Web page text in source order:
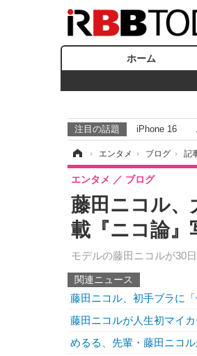
ホーム
注目の話題 iPhone 16
› エンタメ › ブログ › 記
藤田ニコル
載『ニコ論』
モデルの藤田ニコルが30
エンタメ ブログ
関連ニュース
藤田ニコル、初手ブラに
藤田ニコルが人生初マイ
めるる、先輩・藤田ニコ